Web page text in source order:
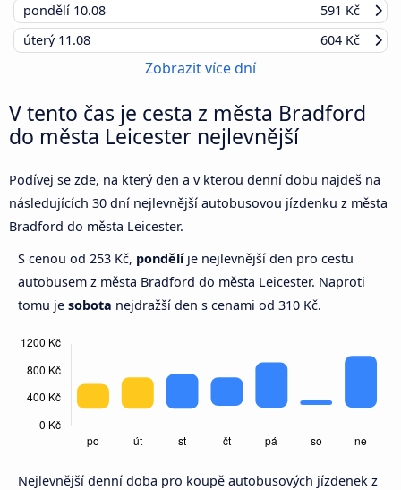
pondělí 10.08
591 Kč
úterý 11.08 604 Kč
Zobrazit více dní
V tento čas je cesta z města Bradford
do města Leicester nejlevnější
Podívej se zde, na který den a v kterou denní dobu najdeš na
následujících 30 dní nejlevnější autobusovou jízdenku z města
Bradford do města Leicester.
S cenou od 253 Kč, pondělíje nejlevnější den pro cestu
autobusem z města Bradford do města Leicester. Naproti
tomu je sobota nejdražší den s cenami od 310 Kč.
Nejlevnější denní doba pro koupě autobusových jízdenek z